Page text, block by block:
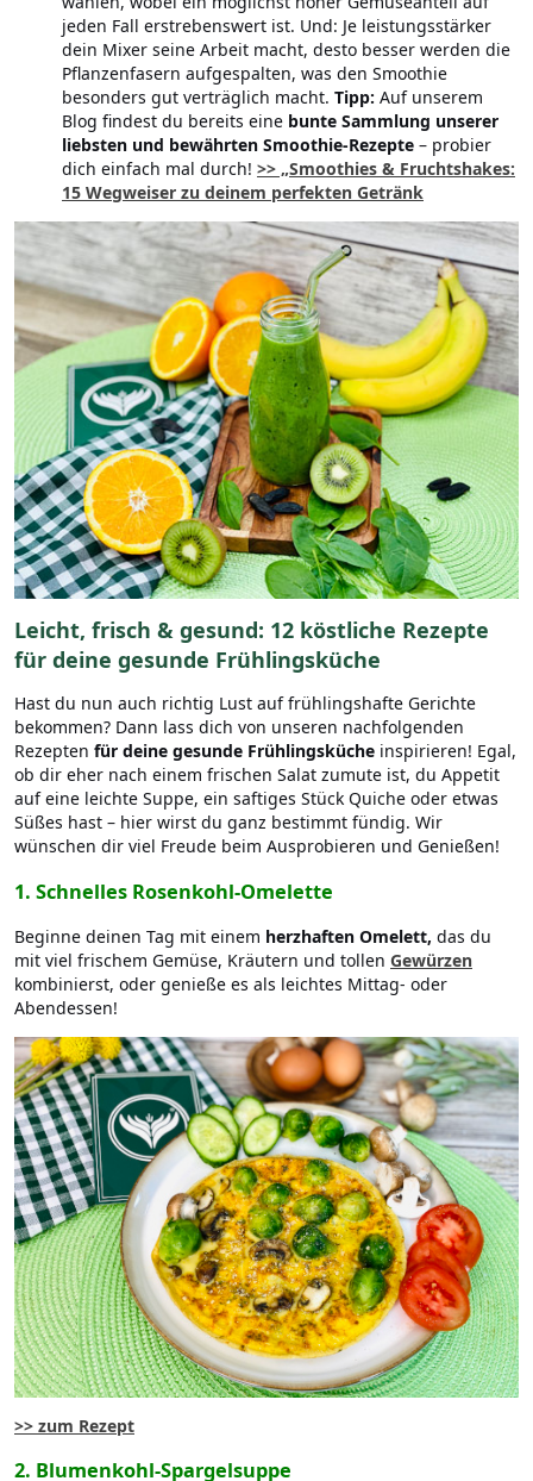
jeden Fall erstrebenswert ist. Und: Je leistungsstärker
dein Mixer seine Arbeit macht, desto besser werden die
Pflanzenfasern aufgespalten, was den Smoothie
besonders gut verträglich macht. Tipp: Auf unserem
Blog findest du bereits eine bunte Sammlung unserer
liebsten und bewährten Smoothie-Rezepte – probier
dich einfach mal durch! >> „Smoothies & Fruchtshakes:
15 Wegweiser zu deinem perfekten Getränk
Leicht, frisch & gesund: 12 köstliche Rezepte
für deine gesunde Frühlingsküche
Hast du nun auch richtig Lust auf frühlingshafte Gerichte
bekommen? Dann lass dich von unseren nachfolgenden
Rezepten für deine gesunde Frühlingsküche inspirieren! Egal,
ob dir eher nach einem frischen Salat zumute ist, du Appetit
auf eine leichte Suppe, ein saftiges Stück Quiche oder etwas
Süßes hast – hier wirst du ganz bestimmt fündig. Wir
wünschen dir viel Freude beim Ausprobieren und Genießen!
1. Schnelles Rosenkohl-Omelette
Beginne deinen Tag mit einem herzhaften Omelett, das du
mit viel frischem Gemüse, Kräutern und tollen Gewürzen
kombinierst, oder genieße es als leichtes Mittag- oder
Abendessen!
>> zum Rezept
2. Blumenkohl-Spargelsuppe